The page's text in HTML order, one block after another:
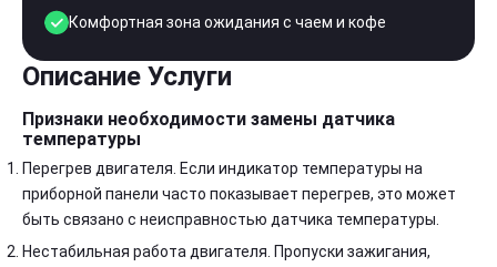
Комфортная зона ожидания с чаем и кофе
Описание Услуги
Признаки необходимости замены датчика
температуры
Перегрев двигателя. Если индикатор температуры на
приборной панели часто показывает перегрев, это может
быть связано с неисправностью датчика температуры.
Нестабильная работа двигателя. Пропуски зажигания,